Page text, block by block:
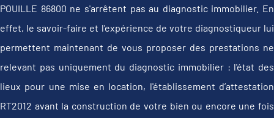
POUILLE 86800 ne s'arrêtent pas au diagnostic immobilier. En
effet, le savoir-faire et l'expérience de votre diagnostiqueur lui
permettent maintenant de vous proposer des prestations ne
relevant pas uniquement du diagnostic immobilier : l'état des
lieux pour une mise en location, l'établissement d’attestation
RT2012 avant la construction de votre bien ou encore une fois